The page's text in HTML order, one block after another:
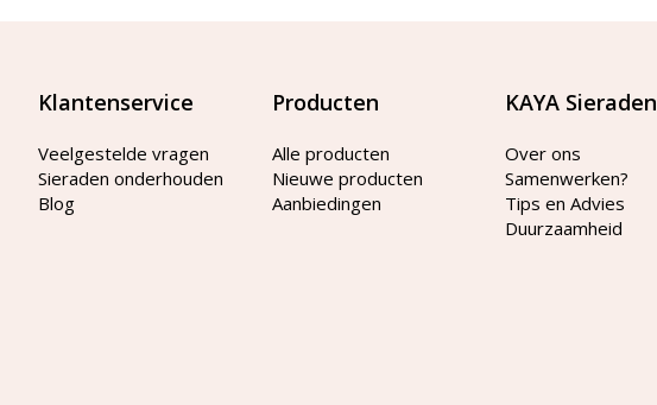
Klantenservice
Veelgestelde vragen
Sieraden onderhouden
Blog
Producten
Alle producten
Nieuwe producten
Aanbiedingen
KAYA Sieraden
Over ons
Samenwerken?
Tips en Advies
Duurzaamheid